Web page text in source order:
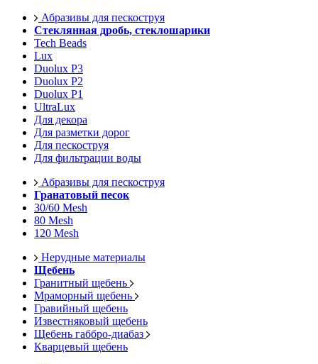
Абразивы для пескоструя
Стеклянная дробь, стеклошарики
Tech Beads
Lux
Duolux P3
Duolux P2
Duolux P1
UltraLux
Для декора
Для разметки дорог
Для пескоструя
Для фильтрации воды
Абразивы для пескоструя
Гранатовый песок
30/60 Mesh
80 Mesh
120 Mesh
Нерудные материалы
Щебень
Гранитный щебень
Мраморный щебень
Гравийный щебень
Известняковый щебень
Щебень габбро-диабаз
Кварцевый щебень